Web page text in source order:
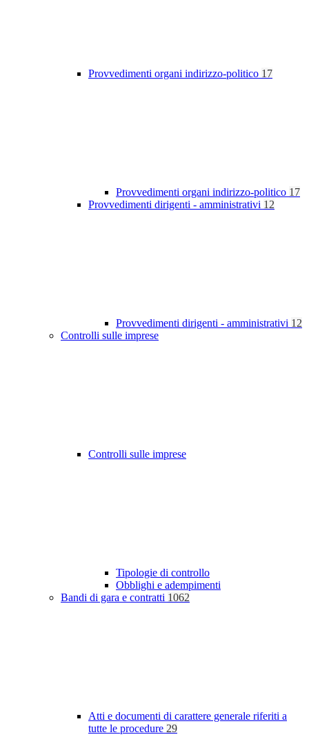
Provvedimenti organi indirizzo-politico 17
Provvedimenti organi indirizzo-politico 17
Provvedimenti dirigenti - amministrativi 12
Provvedimenti dirigenti - amministrativi 12
Controlli sulle imprese
Controlli sulle imprese
Tipologie di controllo
Obblighi e adempimenti
Bandi di gara e contratti 1062
Atti e documenti di carattere generale riferiti a
tutte le procedure 29